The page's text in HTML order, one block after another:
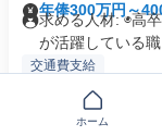
年俸300万円～
求める人材: ◉高
が活躍している職
交通費支給
ホーム